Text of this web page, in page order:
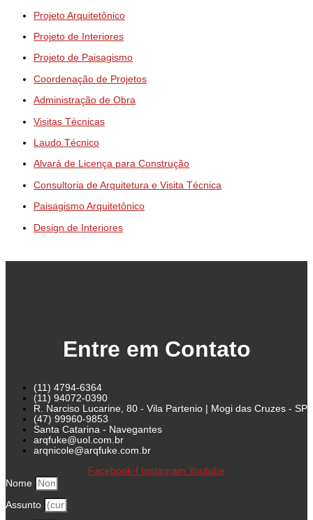
Projeto Arquitetônico
Projeto de Interiores
Projeto de Paisagismo
Coordenação de Projetos
Administração de Obra
Visitas Técnicas
Laudo Técnico
Alvará de Licença para Construção
Consultoria de Arquitetura e Visita Técnica
Paisagismo Arquitetônico
Design de Interiores
Entre em Contato
(11) 4794-6364
(11) 94072-0390
R. Narciso Lucarine, 80 - Vila Partenio | Mogi das Cruzes - SP
(47) 99960-9853
Santa Catarina - Navegantes
arqfuke@uol.com.br
arqnicole@arqfuke.com.br
Facebook-f Instagram Youtube
Nome
Assunto